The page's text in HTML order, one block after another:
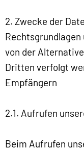
2. Zwecke der
von der
Dritten verfolgt
Empfängern
2.1. Aufrufen
Beim Aufrufen